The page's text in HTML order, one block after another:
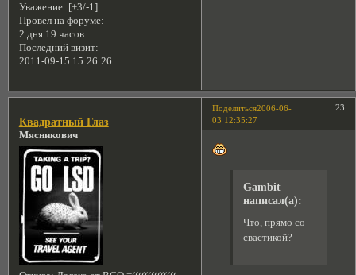
Уважение: [+3/-1]
Провел на форуме:
2 дня 19 часов
Последний визит:
2011-09-15 15:26:26
Поделиться 23
2006-06-
03 12:35:27
Квадратный Глаз
Мясникович
Gambit
написал(а):
Что, прямо со
свастикой?